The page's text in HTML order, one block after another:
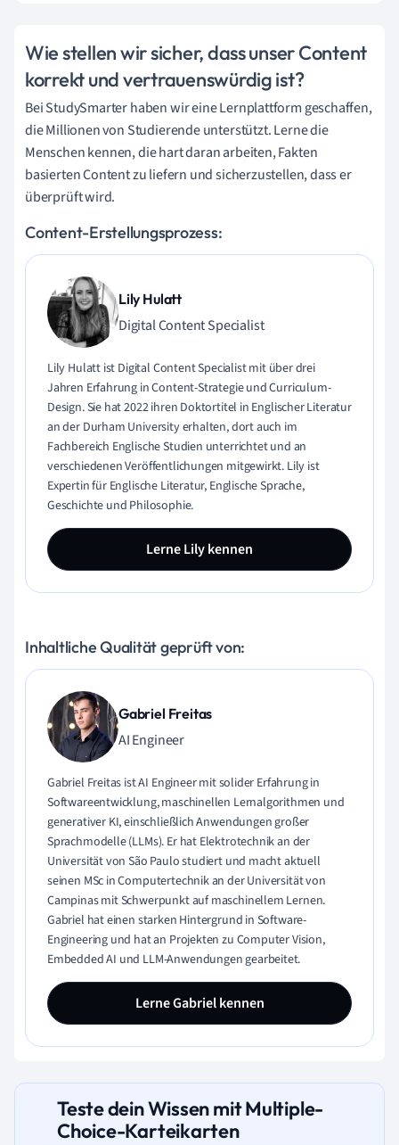
Wie stellen wir sicher, dass unser Content
korrekt und vertrauenswürdig ist?
Bei StudySmarter haben wir eine Lernplattform geschaffen,
die Millionen von Studierende unterstützt. Lerne die
Menschen kennen, die hart daran arbeiten, Fakten
basierten Content zu liefern und sicherzustellen, dass er
überprüft wird.
Content-Erstellungsprozess:
Lily Hulatt
Digital Content Specialist
Lily Hulatt ist Digital Content Specialist mit über drei
Jahren Erfahrung in Content-Strategie und Curriculum-
Design. Sie hat 2022 ihren Doktortitel in Englischer Literatur
an der Durham University erhalten, dort auch im
Fachbereich Englische Studien unterrichtet und an
verschiedenen Veröffentlichungen mitgewirkt. Lily ist
Expertin für Englische Literatur, Englische Sprache,
Geschichte und Philosophie.
Lerne Lily kennen
Inhaltliche Qualität geprüft von:
Gabriel Freitas
AI Engineer
Gabriel Freitas ist AI Engineer mit solider Erfahrung in
Softwareentwicklung, maschinellen Lernalgorithmen und
generativer KI, einschließlich Anwendungen großer
Sprachmodelle (LLMs). Er hat Elektrotechnik an der
Universität von São Paulo studiert und macht aktuell
seinen MSc in Computertechnik an der Universität von
Campinas mit Schwerpunkt auf maschinellem Lernen.
Gabriel hat einen starken Hintergrund in Software-
Engineering und hat an Projekten zu Computer Vision,
Embedded AI und LLM-Anwendungen gearbeitet.
Lerne Gabriel kennen
Teste dein Wissen mit Multiple-
Choice-Karteikarten